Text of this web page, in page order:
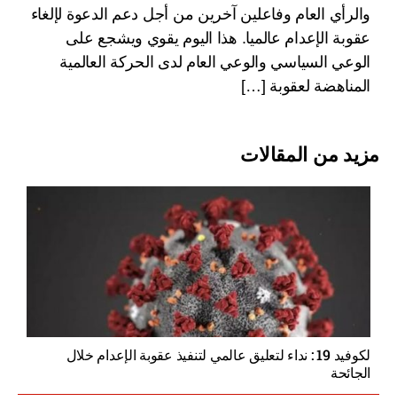
والرأي العام وفاعلين آخرين من أجل دعم الدعوة لإلغاء
عقوبة الإعدام عالميا. هذا اليوم يقوي ويشجع على
الوعي السياسي والوعي العام لدى الحركة العالمية
المناهضة لعقوبة […]
مزيد من المقالات
لكوفيد 19 : نداء لتعليق عالمي لتنفيذ عقوبة الإعدام خلال
الجائحة